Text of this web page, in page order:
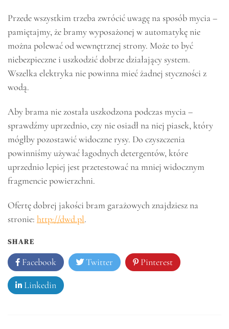
Przede wszystkim trzeba zwrócić uwagę na sposób mycia –
pamiętajmy, że bramy wyposażonej w automatykę nie
można polewać od wewnętrznej strony. Może to być
niebezpieczne i uszkodzić dobrze działający system.
Wszelka elektryka nie powinna mieć żadnej styczności z
wodą.
Aby brama nie została uszkodzona podczas mycia –
sprawdźmy uprzednio, czy nie osiadł na niej piasek, który
mógłby pozostawić widoczne rysy. Do czyszczenia
powinniśmy używać łagodnych detergentów, które
uprzednio lepiej jest przetestować na mniej widocznym
fragmencie powierzchni.
Ofertę dobrej jakości bram garażowych znajdziesz na
stronie: http://dwd.pl.
SHARE
Facebook Twitter Pinterest
Linkedin